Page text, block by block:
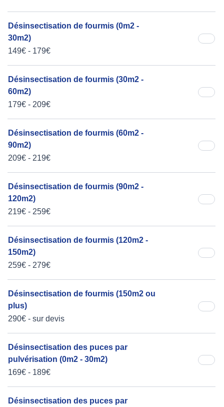
Désinsectisation de fourmis (0m2 -
30m2)
149€ - 179€
Désinsectisation de fourmis (30m2 -
60m2)
179€ - 209€
Désinsectisation de fourmis (60m2 -
90m2)
209€ - 219€
Désinsectisation de fourmis (90m2 -
120m2)
219€ - 259€
Désinsectisation de fourmis (120m2 -
150m2)
259€ - 279€
Désinsectisation de fourmis (150m2 ou
plus)
290€ - sur devis
Désinsectisation des puces par
pulvérisation (0m2 - 30m2)
169€ - 189€
Désinsectisation des puces par